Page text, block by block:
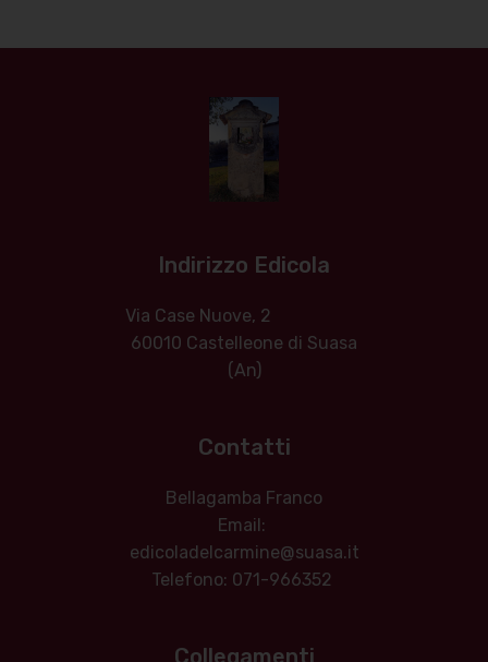
Indirizzo Edicola
Via Case Nuove, 2
60010 Castelleone di Suasa
(An)
Contatti
Bellagamba Franco
Email:
edicoladelcarmine@suasa.it
Telefono: 071-966352
Collegamenti